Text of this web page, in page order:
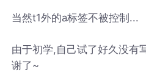
当然t1外的a标签不被控制...
由于初学,自己试了好久没有
谢了~